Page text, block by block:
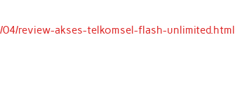
review-akses-telkomsel-flash-unlimited.html